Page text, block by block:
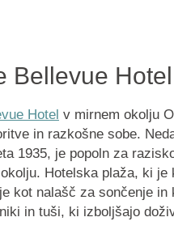
Bellevue
Hotel v mirnem okolju
in razkošne sobe.
1935, je popoln za
Hotelska plaža, ki je
kot nalašč za sončenje in
in tuši, ki izboljšajo